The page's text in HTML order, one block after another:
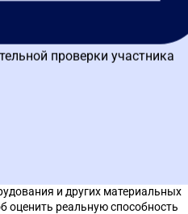
оборудования в критерии
незаконно включил в
«наличие оборудования и
оборудование не является
в пункте 24 такой показатель,
на праве собственности или
и других материальных
оценить реальную способность
проверки участника